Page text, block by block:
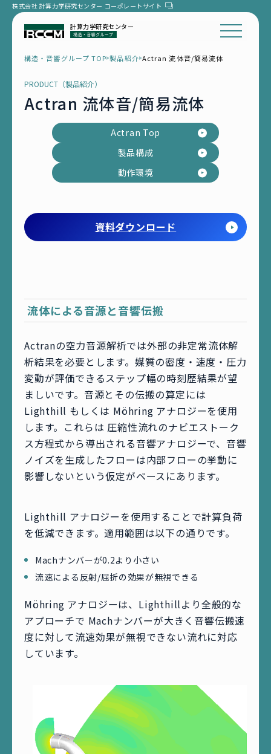
株式会社 計算力学研究センター コーポレートサイト
計算力学研究センター
構造・音響グループ TOP 製品紹介 Actran 流体音/簡易流体
PRODUCT（製品紹介）
Actran 流体音/簡易流体
Actran Top
製品構成
動作環境
資料ダウンロード
流体による音源と音響伝搬
Actranの空力音源解析では外部の非定常流体解
析結果を必要とします。媒質の密度・速度・圧力
変動が評価できるステップ幅の時刻歴結果が望
ましいです。音源とその伝搬の算定には
Lighthill もしくは Möhring アナロジーを使用
します。これらは 圧縮性流れのナビエストーク
ス方程式から導出される音響アナロジーで、音響
ノイズを生成したフローは内部フローの挙動に
影響しないという仮定がベースにあります。
Lighthill アナロジーを使用することで計算負荷
を低減できます。適用範囲は以下の通りです。
Machナンバーが0.2より小さい
流速による反射/屈折の効果が無視できる
Möhring アナロジーは、Lighthillより全般的な
アプローチで Machナンバーが大きく音響伝搬速
度に対して流速効果が無視できない流れに対応
しています。